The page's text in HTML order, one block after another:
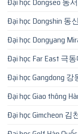
Đại học Dongshin 동
Đại học Dongyang
Đại học Far East 극
Đại học Gangdong
Đại học Giao thông
Đại học Gimcheon 김